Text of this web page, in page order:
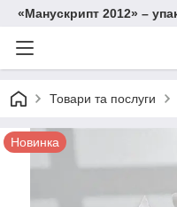
«Манускрипт 2012» –
Товари та послуги
Новинка